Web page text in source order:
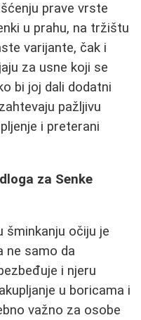
prave vrste
u prahu, na tržištu
varijante, čak i
za usne koji se
bi joj dali dodatni
pažljivu
i preterani
za Senke
šminkanju očiju je
ne samo da
i njeru
u boricama i
važno za osobe